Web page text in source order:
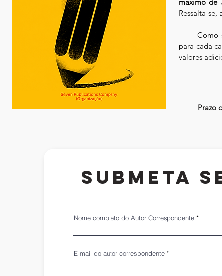
máximo de
Ressalta-
Como
para cada
valores
Prazo
Submeta
Nome completo do Autor Correspondente
E-mail do autor correspondente